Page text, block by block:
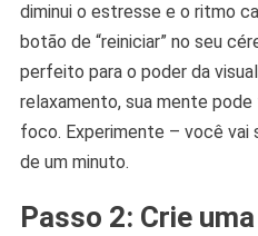
diminui o estresse e o ritmo
botão de “reiniciar” no seu
perfeito para o poder da
relaxamento, sua mente
foco. Experimente – você vai
de um minuto.
Passo 2: Crie